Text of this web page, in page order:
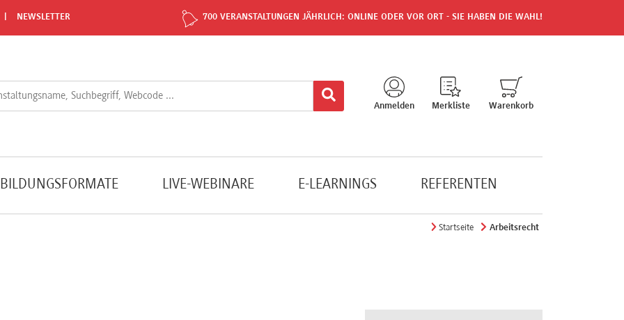
NEWSLETTER 700 VERANSTALTUNGEN JÄHRLICH: ONLINE ODER VOR ORT - SIE HABEN DIE WAHL!
Anmelden Merkliste Warenkorb
LIVE-WEBINARE E-LEARNINGS REFERENTEN
Startseite Arbeitsrecht